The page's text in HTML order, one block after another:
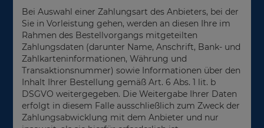
Bei Auswahl einer Zahlungsart des Anbieters, bei der
Sie in Vorleistung gehen, werden an diesen Ihre im
Rahmen des Bestellvorgangs mitgeteilten
Zahlungsdaten (darunter Name, Anschrift, Bank- und
Zahlkarteninformationen, Währung und
Transaktionsnummer) sowie Informationen über den
Inhalt Ihrer Bestellung gemäß Art. 6 Abs. 1 lit. b
DSGVO weitergegeben. Die Weitergabe Ihrer Daten
erfolgt in diesem Falle ausschließlich zum Zweck der
Zahlungsabwicklung mit dem Anbieter und nur